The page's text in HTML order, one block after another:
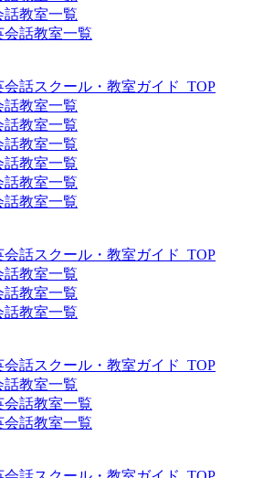
教室一覧
話教室一覧
話スクール・教室ガイド_TOP
教室一覧
教室一覧
話教室一覧
教室一覧
教室一覧
教室一覧
話スクール・教室ガイド_TOP
教室一覧
話教室一覧
教室一覧
話スクール・教室ガイド_TOP
教室一覧
会話教室一覧
話教室一覧